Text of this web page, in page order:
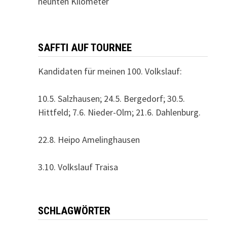
SAFFTI AUF TOURNEE
Kandidaten für meinen 100. Volkslauf:
10.5. Salzhausen; 24.5. Bergedorf; 30.5.
Hittfeld; 7.6. Nieder-Olm; 21.6. Dahlenburg.
22.8. Heipo Amelinghausen
3.10. Volkslauf Traisa
SCHLAGWÖRTER